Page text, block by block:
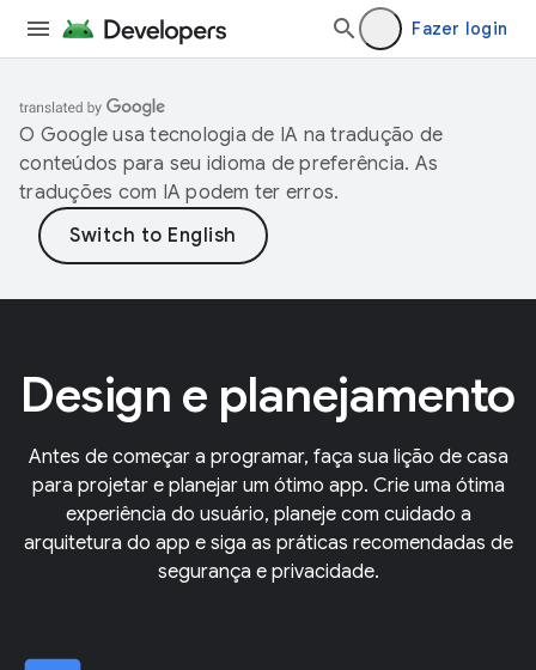
Fazer login
O Google usa tecnologia de IA na tradução de
conteúdos para seu idioma de preferência. As
traduções com IA podem ter erros.
Design e planejamento
Antes de começar a programar, faça sua lição de casa
para projetar e planejar um ótimo app. Crie uma ótima
experiência do usuário, planeje com cuidado a
arquitetura do app e siga as práticas recomendadas de
segurança e privacidade.